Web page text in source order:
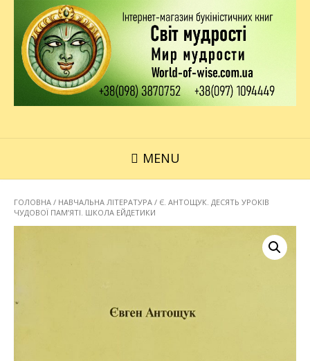
MENU
ГОЛОВНА / НАВЧАЛЬНА ЛІТЕРАТУРА / Є. АНТОЩУК. ДЕСЯТЬ УРОКІВ
ЧУДОВОЇ ПАМ’ЯТІ. ШКОЛА ЕЙДЕТИКИ